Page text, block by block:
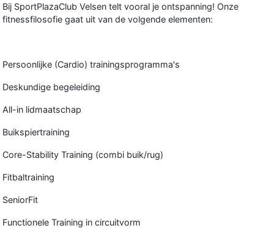
Bij SportPlazaClub Velsen telt vooral je ontspanning! Onze
fitnessfilosofie gaat uit van de volgende elementen:
Persoonlijke (Cardio) trainingsprogramma's
Deskundige begeleiding
All-in lidmaatschap
Buikspiertraining
Core-Stability Training (combi buik/rug)
Fitbaltraining
SeniorFit
Functionele Training in circuitvorm